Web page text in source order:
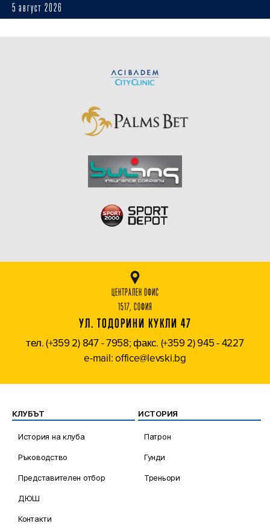
5 август 2026
ЦЕНТРАЛЕН ОФИС
1517, СОФИЯ
УЛ. ТОДОРИНИ КУКЛИ 47
тел. (+359 2) 847 - 7958; факс. (+359 2) 945 - 4227
e-mail: office@levski.bg
КЛУБЪТ
История на клуба
Ръководство
Представителен отбор
ДЮШ
Контакти
ИСТОРИЯ
Патрон
Гунди
Треньори